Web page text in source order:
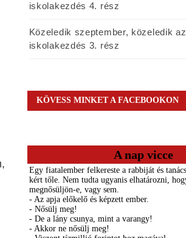
iskolakezdés 4. rész
Közeledik szeptember, közeledik az
iskolakezdés 3. rész
KÖVESS MINKET A FACEBOOKON
A nap vicce